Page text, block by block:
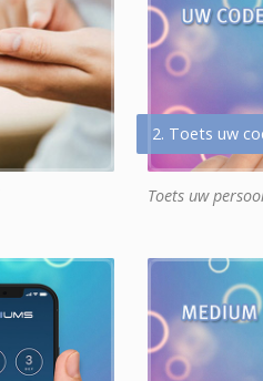
2. Toets uw
Toets uw